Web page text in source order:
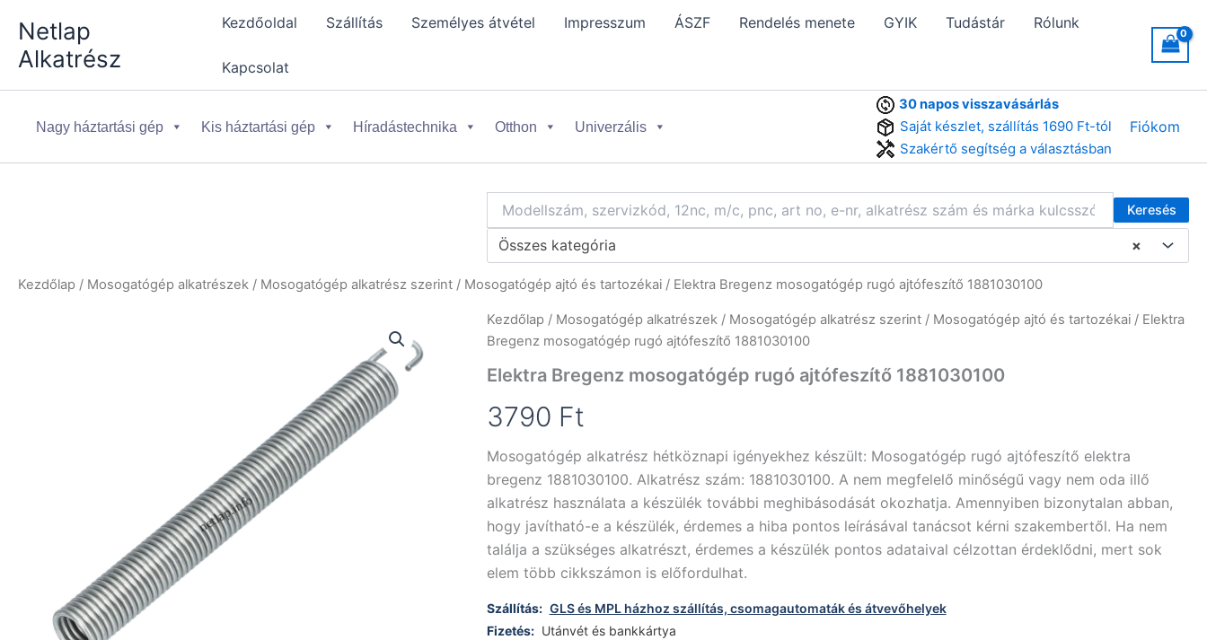
content
Netlap
Alkatrész
Kezdőoldal Szállítás Személyes átvétel Impresszum ÁSZF Rendelés menete GYIK Tudástár Rólunk
Kapcsolat
Nagy háztartási gép Kis háztartási gép Híradástechnika Otthon Univerzális
30 napos visszavásárlás
Saját készlet, szállítás 1690 Ft-tól
Szakértő segítség a választásban
Fiókom
Keresés
×
Összes kategória
Kezdőlap / Mosogatógép alkatrészek / Mosogatógép alkatrész szerint / Mosogatógép ajtó és tartozékai / Elektra Bregenz mosogatógép rugó ajtófeszítő 1881030100
Kezdőlap / Mosogatógép alkatrészek/ Mosogatógép alkatrész szerint/ Mosogatógép ajtó és tartozékai/ Elektra
Bregenz mosogatógép rugó ajtófeszítő 1881030100
Elektra Bregenz mosogatógép rugó ajtófeszítő 1881030100
3790 Ft
Mosogatógép alkatrész hétköznapi igényekhez készült: Mosogatógép rugó ajtófeszítő elektra
bregenz 1881030100. Alkatrész szám: 1881030100. A nem megfelelő minőségű vagy nem oda illő
alkatrész használata a készülék további meghibásodását okozhatja. Amennyiben bizonytalan abban,
hogy javítható-e a készülék, érdemes a hiba pontos leírásával tanácsot kérni szakembertől. Ha nem
találja a szükséges alkatrészt, érdemes a készülék pontos adataival célzottan érdeklődni, mert sok
elem több cikkszámon is előfordulhat.
Szállítás: GLS és MPL házhoz szállítás, csomagautomaták és átvevőhelyek
Fizetés: Utánvét és bankkártya